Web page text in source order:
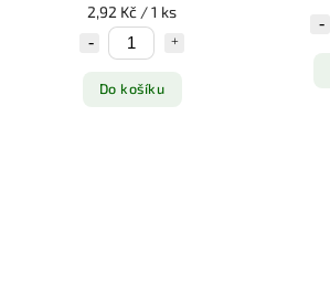
2,92 Kč / 1 ks
Do košíku